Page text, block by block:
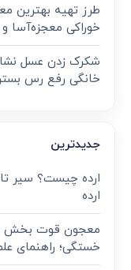
خوراکی معجزه‌آسا
شکرک زدن عسل
خانگی رفع رس
جدیدترین
ارده چیست؟ سیر
ارده
معجون قوت‌ بخش
خستگی؛ راهنمای